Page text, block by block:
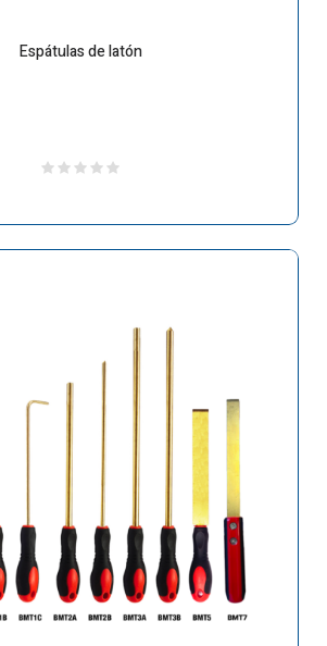
Espátulas de latón